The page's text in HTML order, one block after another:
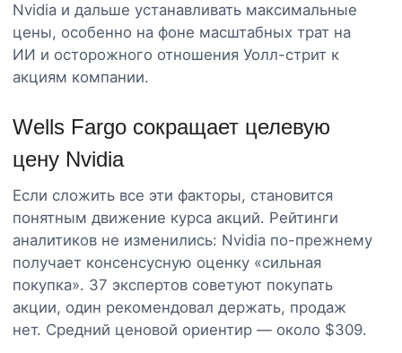
Nvidia и дальше устанавливать максимальные
цены, особенно на фоне масштабных трат на
ИИ и осторожного отношения Уолл-стрит к
акциям компании.
Wells Fargo сокращает целевую
цену Nvidia
Если сложить все эти факторы, становится
понятным движение курса акций. Рейтинги
аналитиков не изменились: Nvidia по-прежнему
получает консенсусную оценку «сильная
покупка». 37 экспертов советуют покупать
акции, один рекомендовал держать, продаж
нет. Средний ценовой ориентир — около $309.